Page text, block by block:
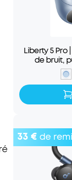
Liberty 5
de bruit,
33 € de